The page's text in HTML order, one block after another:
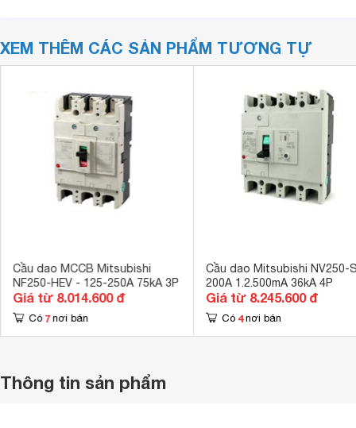
XEM THÊM CÁC SẢN PHẨM TƯƠNG TỰ
Cầu dao MCCB Mitsubishi
NF250-HEV - 125-250A 75kA 3P
Giá từ 8.014.600 đ
Có 7 nơi bán
Cầu dao Mitsubishi NV250-
200A 1.2.500mA 36kA 4P
Giá từ 8.245.600 đ
Có 4 nơi bán
Thông tin sản phẩm